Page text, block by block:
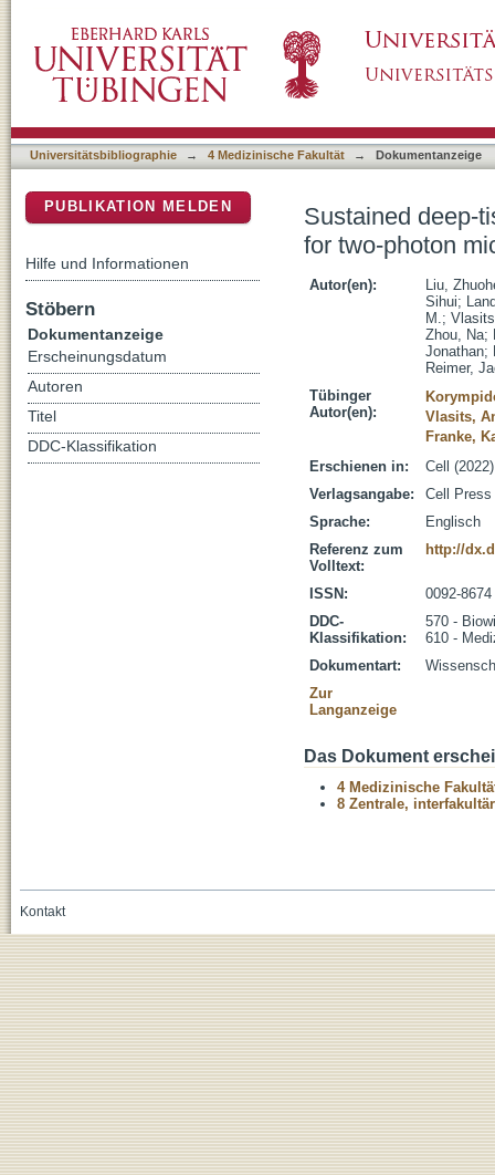
Universitätsbibliographie → 4 Medizinische Fakultät → Dokumentanzeige
Sustained deep-
for two-photon
Autor(en):
Liu,
Sihui;
M.;
Zhou, Na;
Jonathan;
Reimer,
Tübinger
Autor(en):
Vlasits,
Franke,
Erschienen in:
Cell
Verlagsangabe:
Cell Press
Sprache:
Englisch
Referenz zum
Volltext:
http://
ISSN:
0092-8674
DDC-
Klassifikation:
570 -
610 -
Dokumentart:
Zur
Langanzeige
Das Dokument
4 Medizinische
8 Zentrale,
PUBLIKATION MELDEN
Hilfe und Informationen
Stöbern
Dokumentanzeige
Erscheinungsdatum
Autoren
Titel
DDC-Klassifikation
Kontakt